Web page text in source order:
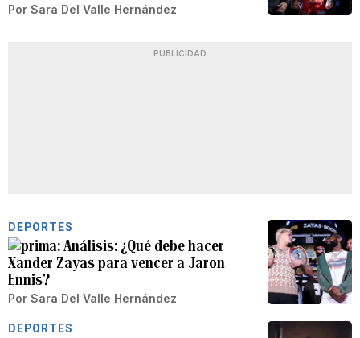
Por Sara Del Valle Hernández
PUBLICIDAD
DEPORTES
Análisis: ¿Qué debe hacer
Xander Zayas para vencer a Jaron
Ennis?
Por Sara Del Valle Hernández
DEPORTES